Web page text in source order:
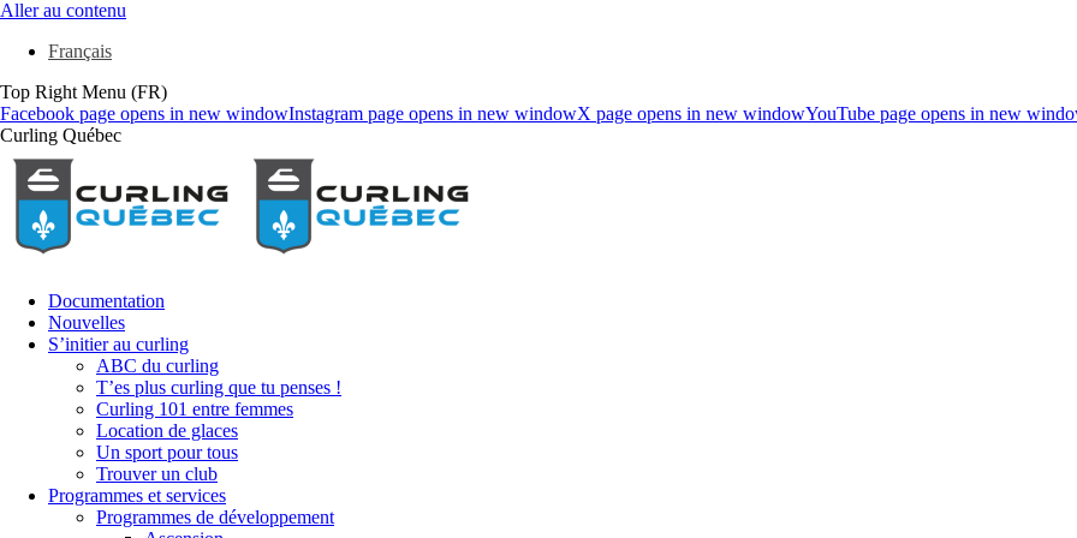
Aller au contenu
Français
Top Right Menu (FR)
Facebook page opens in new windowInstagram page opens in new windowX page opens in new windowYouTube page opens in new
Curling Québec
Documentation
Nouvelles
S’initier au curling
ABC du curling
T’es plus curling que tu penses !
Curling 101 entre femmes
Location de glaces
Un sport pour tous
Trouver un club
Programmes et services
Programmes de développement